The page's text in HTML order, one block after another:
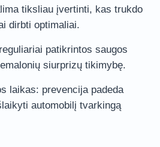
tiksliau įvertinti, kas trukdo
dirbti optimaliai.
patikrintos saugos
siurprizų tikimybę.
laikas: prevencija padeda
automobilį tvarkingą